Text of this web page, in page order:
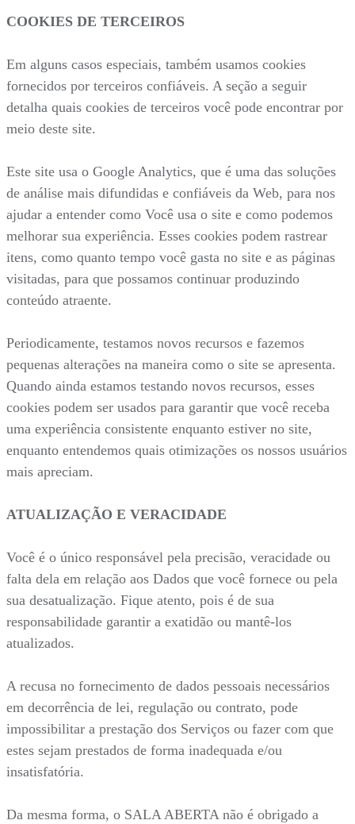
COOKIES DE TERCEIROS
Em alguns casos especiais, também usamos cookies
fornecidos por terceiros confiáveis. A seção a seguir
detalha quais cookies de terceiros você pode encontrar por
meio deste site.
Este site usa o Google Analytics, que é uma das soluções
de análise mais difundidas e confiáveis da Web, para nos
ajudar a entender como Você usa o site e como podemos
melhorar sua experiência. Esses cookies podem rastrear
itens, como quanto tempo você gasta no site e as páginas
visitadas, para que possamos continuar produzindo
conteúdo atraente.
Periodicamente, testamos novos recursos e fazemos
pequenas alterações na maneira como o site se apresenta.
Quando ainda estamos testando novos recursos, esses
cookies podem ser usados para garantir que você receba
uma experiência consistente enquanto estiver no site,
enquanto entendemos quais otimizações os nossos usuários
mais apreciam.
ATUALIZAÇÃO E VERACIDADE
Você é o único responsável pela precisão, veracidade ou
falta dela em relação aos Dados que você fornece ou pela
sua desatualização. Fique atento, pois é de sua
responsabilidade garantir a exatidão ou mantê-los
atualizados.
A recusa no fornecimento de dados pessoais necessários
em decorrência de lei, regulação ou contrato, pode
impossibilitar a prestação dos Serviços ou fazer com que
estes sejam prestados de forma inadequada e/ou
insatisfatória.
Da mesma forma, o SALA ABERTA não é obrigado a